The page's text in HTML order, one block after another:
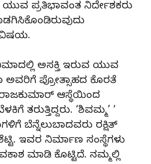
ಪ್ರತಿಭಾವಂತ ನಿರ್ದೇಶಕರು
ವಿಷಯ.
ಅಸಕ್ತಿ ಇರುವ ಯುವ
ಅವರಿಗೆ ಪ್ರೋತ್ಸಾಹದ ಕೊರತೆ
ಆಸ್ಥೆಯಿಂದ
ತರುತ್ತಿದ್ದರು. ‘ಶಿವಮ್ಮ’ ‘
ಬೆನ್ನೆಲುಬಾದವರು ರಕ್ಷಿತ್
ಇವರ ನಿರ್ಮಾಣ ಸಂಸ್ಥೆಗಳು
ಮಾಡಿ ಕೊಟ್ಟಿದೆ. ನಮ್ಮಲ್ಲಿ